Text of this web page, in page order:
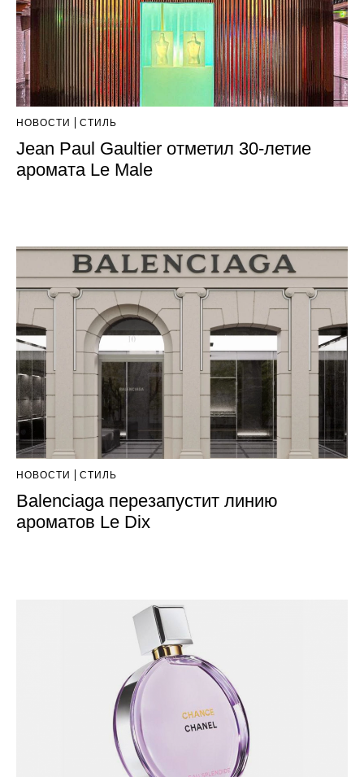
НОВОСТИ СТИЛЬ
Jean Paul Gaultier отметил 30-летие
аромата Le Male
НОВОСТИ СТИЛЬ
Balenciaga перезапустит линию
ароматов Le Dix